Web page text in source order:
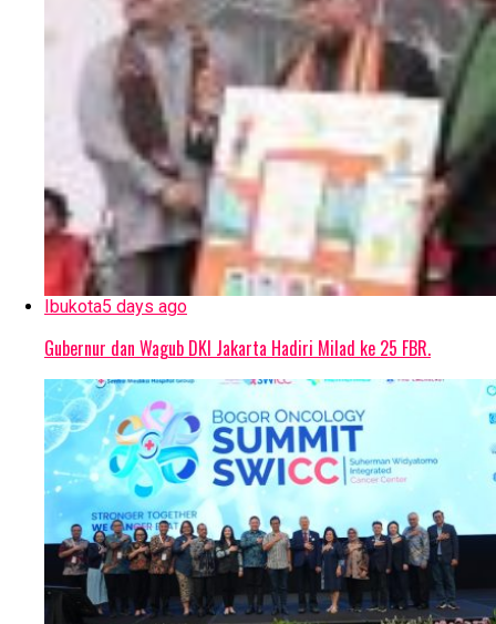
Ibukota5 days ago
Gubernur dan Wagub DKI Jakarta Hadiri Milad ke 25 FBR.